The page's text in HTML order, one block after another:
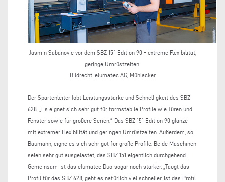
Jasmin Sabanovic vor dem SBZ 151 Edition 90 - extreme Flexibilität,
geringe Umrüstzeiten.
Bildrecht: elumatec AG, Mühlacker
Der Spartenleiter lobt Leistungsstärke und Schnelligkeit des SBZ
628: „Es eignet sich sehr gut für formstabile Profile wie Türen und
Fenster sowie für größere Serien.“ Das SBZ 151 Edition 90 glänze
mit extremer Flexibilität und geringen Umrüstzeiten. Außerdem, so
Baumann, eigne es sich sehr gut für große Profile. Beide Maschinen
seien sehr gut ausgelastet, das SBZ 151 eigentlich durchgehend.
Gemeinsam ist das elumatec Duo sogar noch stärker. „Taugt das
Profil für das SBZ 628, geht es natürlich viel schneller. Ist das Profil